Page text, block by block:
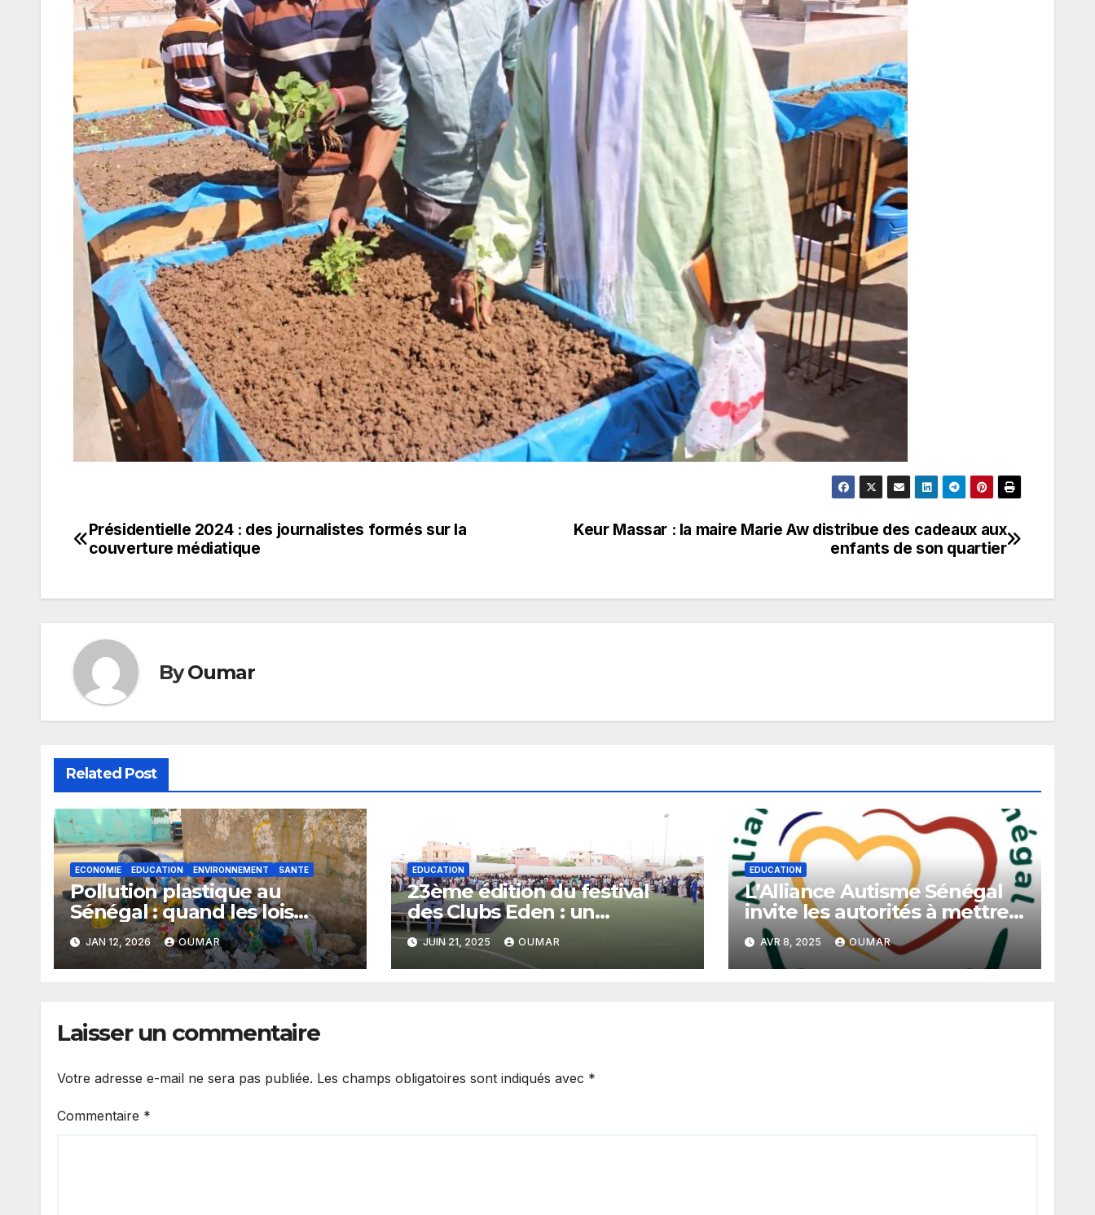
Navigation
l’article
Keur Massar : la maire Marie Aw distribue des cadeaux aux
enfants de son quartier
Présidentielle 2024 : des journalistes formés sur la
couverture médiatique
ByOumar
Related Post
ECONOMIE EDUCATION ENVIRONNEMENT SANTE
Pollution plastique au
Sénégal : quand les lois
restent sans effet
JAN 12, 2026 OUMAR
EDUCATION
23ème édition du festival
des Clubs Eden : un
plaidoyer pour un budget
sensible aux droits de
l’enfant
JUIN 21, 2025 OUMAR
EDUCATION
L’Alliance Autisme Sénégal
invite les autorités à mettre
en place un programme
d’inclusion scolaire pour les
enfants autistes
AVR 8, 2025 OUMAR
Laisser un commentaire
Votre adresse e-mail ne sera pas publiée. Les champs obligatoires sont indiqués avec *
Commentaire *